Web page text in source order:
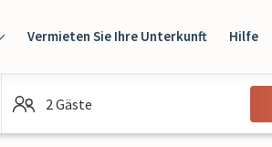
Vermieten Sie Ihre Unterkunft Hilfe
2 Gäste